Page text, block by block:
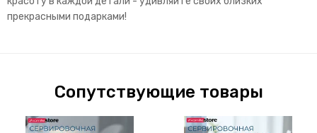
прекрасными подарками!
Сопутствующие товары